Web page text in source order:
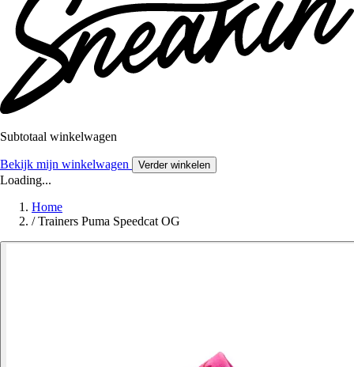
Subtotaal winkelwagen
Bekijk mijn winkelwagen Verder winkelen
Loading...
Home
/ Trainers Puma Speedcat OG